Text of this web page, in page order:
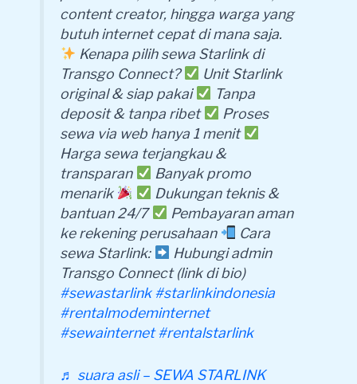
content creator, hingga warga yang
butuh internet cepat di mana saja.
Kenapa pilih sewa Starlink di
Transgo Connect?
Unit Starlink
original & siap pakai
Tanpa
deposit & tanpa ribet
Proses
sewa via web hanya 1 menit
Harga sewa terjangkau &
transparan
Banyak promo
menarik
Dukungan teknis &
bantuan 24/7
Pembayaran aman
ke rekening perusahaan
Cara
sewa Starlink:
Hubungi admin
Transgo Connect (link di bio)
#sewastarlink #starlinkindonesia
#rentalmodeminternet
#sewainternet #rentalstarlink
♬ suara asli – SEWA STARLINK